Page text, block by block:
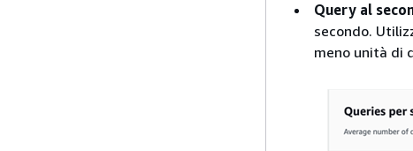
Query al
secondo.
meno unità di